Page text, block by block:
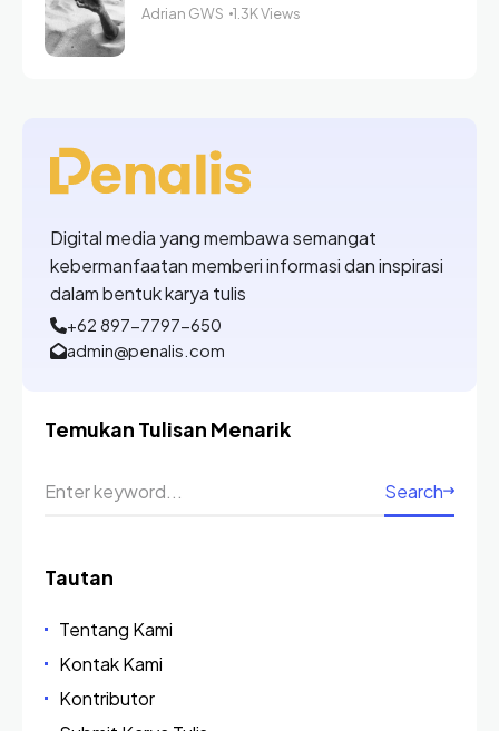
Adrian GWS 1.3K Views
Digital media yang membawa semangat
kebermanfaatan memberi informasi dan inspirasi
dalam bentuk karya tulis
+62 897-7797-650
admin@penalis.com
Temukan Tulisan Menarik
Search
Tautan
Tentang Kami
Kontak Kami
Kontributor